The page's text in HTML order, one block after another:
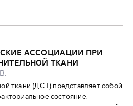
АССОЦИАЦИИ ПРИ
ТКАНИ
ткани (ДСТ) представляет собой
состояние,